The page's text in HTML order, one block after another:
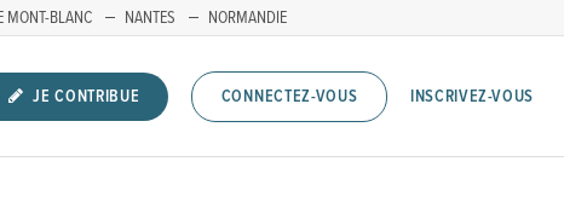
MONT-BLANC NANTES NORMANDIE
JE CONTRIBUE CONNECTEZ-VOUS INSCRIVEZ-VOUS